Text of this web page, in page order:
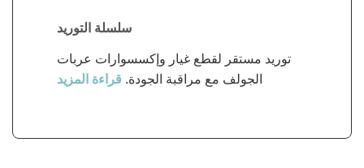
سلسلة التوريد
توريد مستقر لقطع غيار وإكسسوارات عربات
الجولف مع مراقبة الجودة. قراءة المزيد